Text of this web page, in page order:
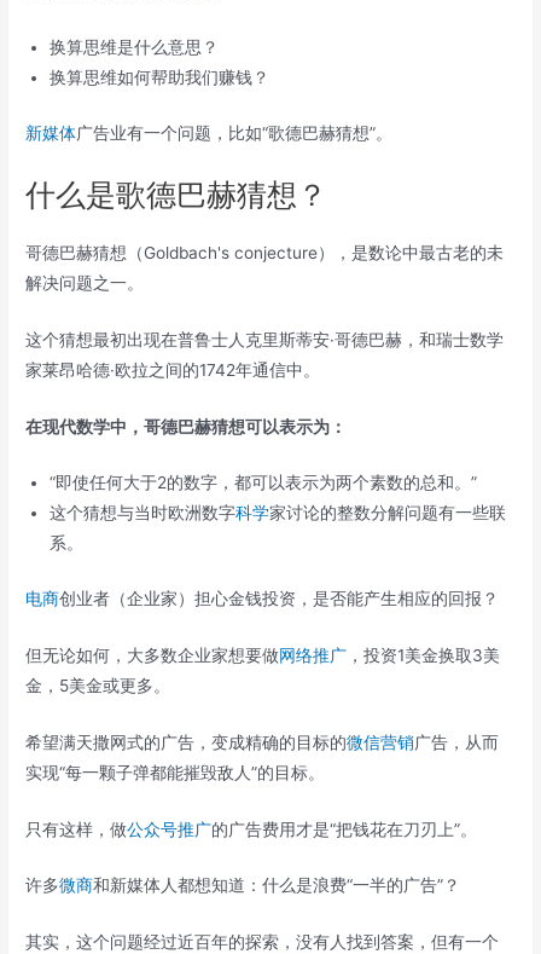
换算思维是什么意思？
换算思维如何帮助我们赚钱？
新媒体广告业有一个问题，比如“歌德巴赫猜想”。
什么是歌德巴赫猜想？
哥德巴赫猜想（Goldbach's conjecture），是数论中最古老的未
解决问题之一。
这个猜想最初出现在普鲁士人克里斯蒂安·哥德巴赫，和瑞士数学
家莱昂哈德·欧拉之间的1742年通信中。
在现代数学中，哥德巴赫猜想可以表示为：
“即使任何大于2的数字，都可以表示为两个素数的总和。”
这个猜想与当时欧洲数字科学家讨论的整数分解问题有一些联
系。
电商创业者（企业家）担心金钱投资，是否能产生相应的回报？
但无论如何，大多数企业家想要做网络推广 ，投资1美金换取3美
金，5美金或更多。
希望满天撒网式的广告，变成精确的目标的微信营销广告，从而
实现“每一颗子弹都能摧毁敌人”的目标。
只有这样，做公众号推广的广告费用才是“把钱花在刀刃上”。
许多微商和新媒体人都想知道：什么是浪费“一半的广告”？
其实，这个问题经过近百年的探索，没有人找到答案，但有一个